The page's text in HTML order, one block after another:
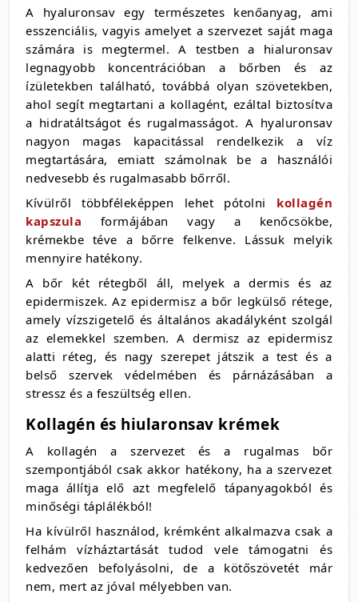
A hyaluronsav egy természetes kenőanyag, ami
esszenciális, vagyis amelyet a szervezet saját maga
számára is megtermel. A testben a hialuronsav
legnagyobb koncentrációban a bőrben és az
ízületekben található, továbbá olyan szövetekben,
ahol segít megtartani a kollagént, ezáltal biztosítva
a hidratáltságot és rugalmasságot. A hyaluronsav
nagyon magas kapacitással rendelkezik a víz
megtartására, emiatt számolnak be a használói
nedvesebb és rugalmasabb bőrről.
Kívülről többféleképpen lehet pótolni kollagén
kapszula formájában vagy a kenőcsökbe,
krémekbe téve a bőrre felkenve. Lássuk melyik
mennyire hatékony.
A bőr két rétegből áll, melyek a dermis és az
epidermiszek. Az epidermisz a bőr legkülső rétege,
amely vízszigetelő és általános akadályként szolgál
az elemekkel szemben. A dermisz az epidermisz
alatti réteg, és nagy szerepet játszik a test és a
belső szervek védelmében és párnázásában a
stressz és a feszültség ellen.
Kollagén és hiularonsav krémek
A kollagén a szervezet és a rugalmas bőr
szempontjából csak akkor hatékony, ha a szervezet
maga állítja elő azt megfelelő tápanyagokból és
minőségi táplálékból!
Ha kívülről használod, krémként alkalmazva csak a
felhám vízháztartását tudod vele támogatni és
kedvezően befolyásolni, de a kötőszövetét már
nem, mert az jóval mélyebben van.